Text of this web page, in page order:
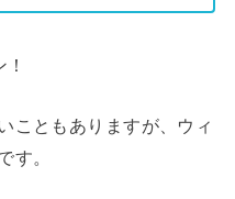
こともありますが、ウィ
す。